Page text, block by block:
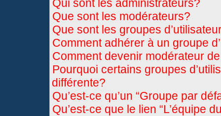
Qui sont les administrateurs?
Que sont les modérateurs?
Que sont les groupes
Comment adhérer à un groupe
Comment devenir modérateur
Pourquoi certains groupes
différente?
Qu’est-ce qu’un “Groupe par
Qu’est-ce que le lien “L’équipe